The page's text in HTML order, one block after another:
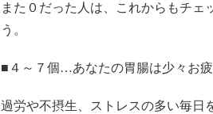
また０だった人は、これからもチェ
う。
■４～７個…あなたの胃腸は少々お
過労や不摂生、ストレスの多い毎日